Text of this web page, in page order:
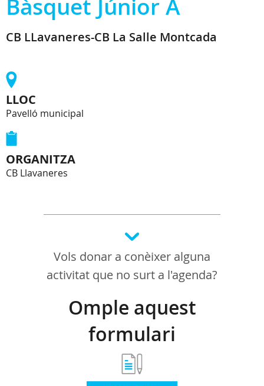
Bàsquet Júnior A
CB LLavaneres-CB La Salle Montcada
LLOC
Pavelló municipal
ORGANITZA
CB Llavaneres
Vols donar a conèixer alguna
activitat que no surt a l'agenda?
Omple aquest
formulari